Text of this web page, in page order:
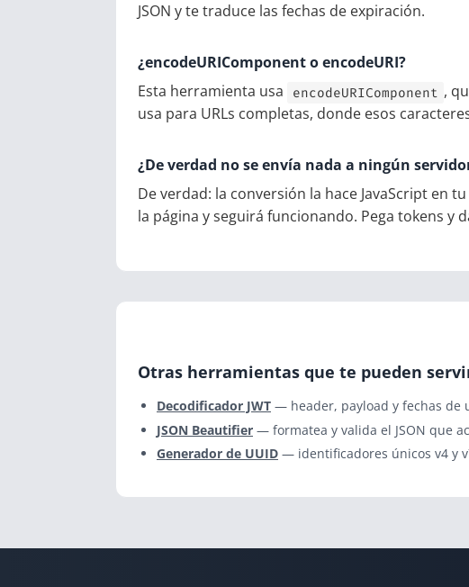
JSON y te traduce las fechas de expiración.
¿encodeURIComponent o encodeURI?
Esta herramienta usa
encodeURIComponent ,
usa para URLs completas, donde esos
¿De verdad no se envía nada a ningún
De verdad: la conversión la hace JavaScript en
la página y seguirá funcionando. Pega tokens y
Otras herramientas que te pueden
Decodificador JWT — header, payload y fechas de
JSON Beautifier — formatea y valida el JSON que
Generador de UUID — identificadores únicos v4 y